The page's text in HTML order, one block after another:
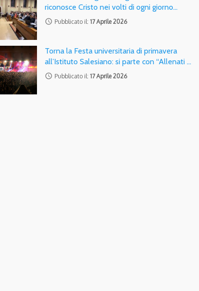
riconosce Cristo nei volti di ogni giorno…
access_time Pubblicato il:17 Aprile 2026
Torna la Festa universitaria di primavera
all’Istituto Salesiano: si parte con “Allenati …
access_time Pubblicato il:17 Aprile 2026